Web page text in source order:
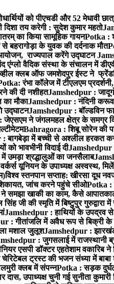
को पीएचडी और 52 मेधावी
तय करेगी : सुदेश कुमार महतो
का किया सामूहिक गायनPotka :
बहरागोड़ा के युवक की दर्दनाक मौत
राज्यपाल करेंगे उद्घाटन
एंग्लो वैदिक संस्था के संचालन में
क्लब ऑफ जमशेदपुर ईस्ट ने
रंभा कॉलेज में टीएलएम
की दी नशीहतJamshedpur :
का मौकाJamshedpur : नंदिनी
उद्घाटनJamshedpur : बॉल्डविन
ने जंगलमहल क्षेत्र के समग्र
Bahragora : शिबू सोरेन की
बागबेड़ा में बच्ची से अश्लील हरकत
को भावभीनी विदाई दीJamshedpur
में उमड़ा श्रद्धालुओं का जनसैलाब
यूनियन के उपाध्यक्ष अस्वस्थ,
विश्व स्तनपान सप्ताह: खीरसा दूध
जांच करने पहुंचे सीओPotka :
समझा खाकी का काम, कैसे आपातकाल
जी की स्मृति में बिष्टुपुर गुरुद्वारा
Jamshedpur : हाथियों के उपद्रव से
: गीतांजलि में अवैध रूप से बिक्री के
मशाल जुलूशJamshedpur : झारखंड
: जुगसलाई में राजस्थानी
एसपी डॉक्टर एहतेशाम वकारिब ने
चेरिटेबल ट्रस्ट की भजन संध्या में
क्लब में संपन्नPotka : सड़क
उपाध्यक्ष चुनी गई सुनीता कुमारी